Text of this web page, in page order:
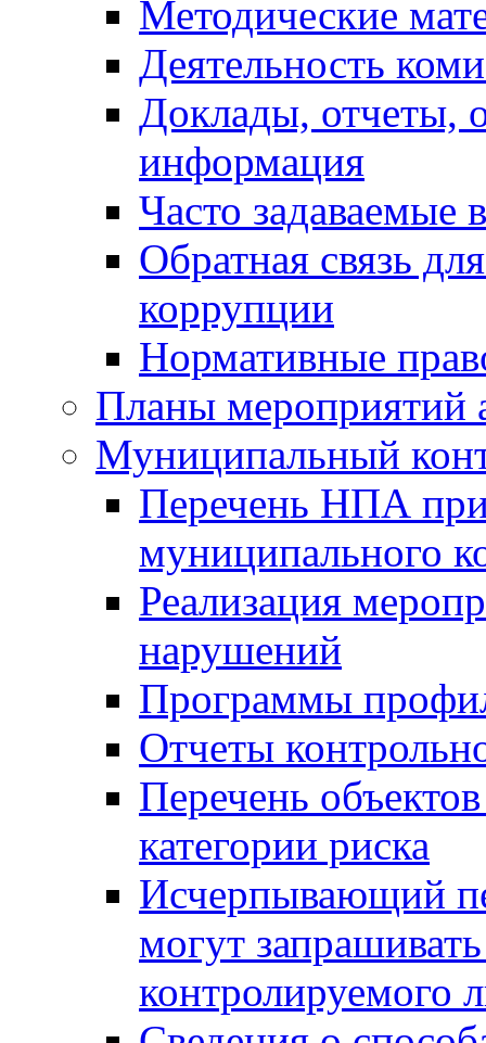
Методические
Деятельность
Доклады, отчеты,
информация
Часто задаваемые
Обратная связь
коррупции
Нормативные
Планы мероприятий
Муниципальный
Перечень НПА
муниципального
Реализация
нарушений
Программы
Отчеты
Перечень
категории риска
Исчерпывающий
могут
контролируемого